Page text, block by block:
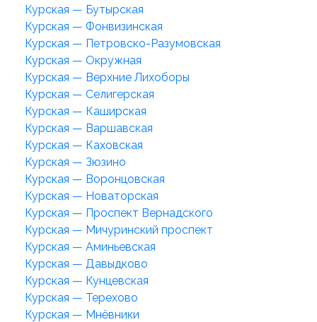
Курская — Бутырская
Курская — Фонвизинская
Курская — Петровско-Разумовская
Курская — Окружная
Курская — Верхние Лихоборы
Курская — Селигерская
Курская — Каширская
Курская — Варшавская
Курская — Каховская
Курская — Зюзино
Курская — Воронцовская
Курская — Новаторская
Курская — Проспект Вернадского
Курская — Мичуринский проспект
Курская — Аминьевская
Курская — Давыдково
Курская — Кунцевская
Курская — Терехово
Курская — Мнёвники